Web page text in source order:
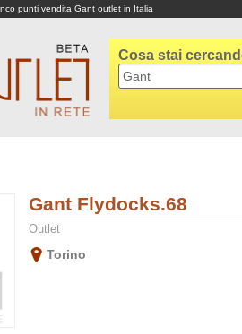
punti vendita Gant outlet in Italia
Cosa stai
Gant Flydocks.68
Outlet
Torino